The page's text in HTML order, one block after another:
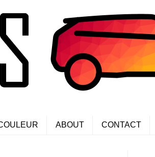
ABOUT CONTACT